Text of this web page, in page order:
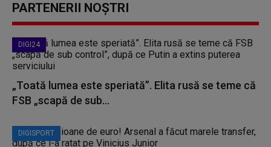
PARTENERII NOȘTRI
DIGI24
„Toată lumea este speriată”. Elita rusă se teme că
FSB „scapă de sub...
DIGISPORT